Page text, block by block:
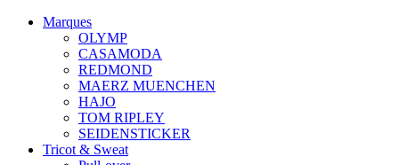
Marques
OLYMP
CASAMODA
REDMOND
MAERZ MUENCHEN
HAJO
TOM RIPLEY
SEIDENSTICKER
Tricot & Sweat